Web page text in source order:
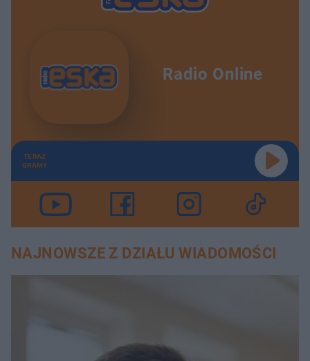
Radio Online
TERAZ
GRAMY
NAJNOWSZE Z DZIAŁU WIADOMOŚCI